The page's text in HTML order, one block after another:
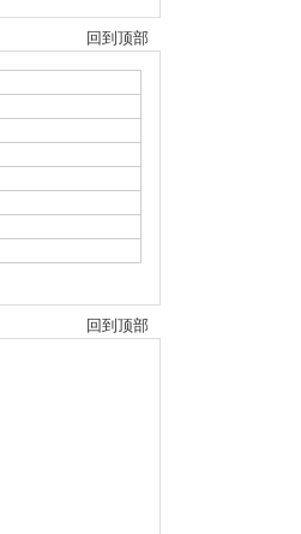
回到顶部
回到顶部